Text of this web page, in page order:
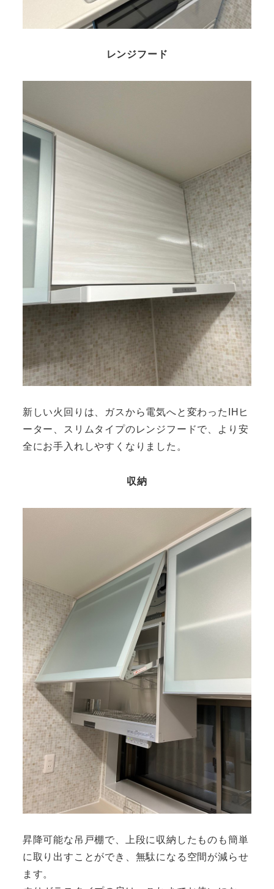
レンジフード
新しい火回りは、ガスから電気へと変わったIHヒ
ーター、スリムタイプのレンジフードで、より安
全にお手入れしやすくなりました。
収納
昇降可能な吊戸棚で、上段に収納したものも簡単
に取り出すことができ、無駄になる空間が減らせ
ます。